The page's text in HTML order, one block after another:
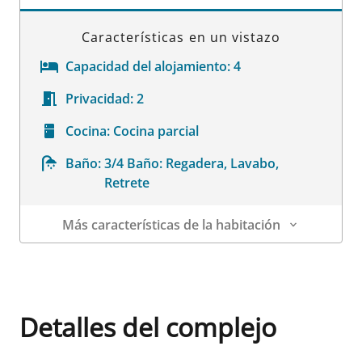
Características en un vistazo
Capacidad del alojamiento:4
Privacidad:2
Cocina: Cocina parcial
Baño: 3/4 Baño: Regadera, Lavabo,
Retrete
Más características de la habitación
Detalles del complejo